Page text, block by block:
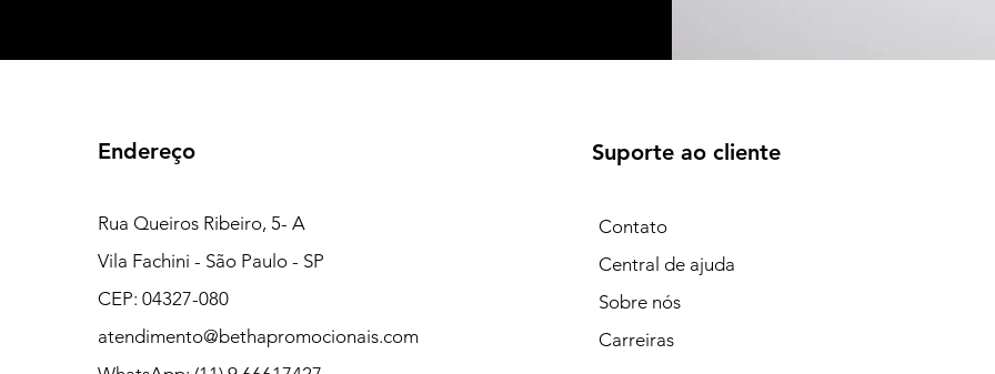
Endereço
Rua Queiros Ribeiro, 5- A
Vila Fachini - São Paulo - SP
CEP: 04327-080
atendimento@bethapromocionais.com
Suporte ao cliente
Contato
Central de ajuda
Sobre nós
Carreiras